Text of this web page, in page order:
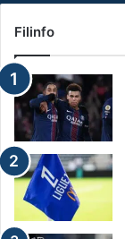
Filinfo